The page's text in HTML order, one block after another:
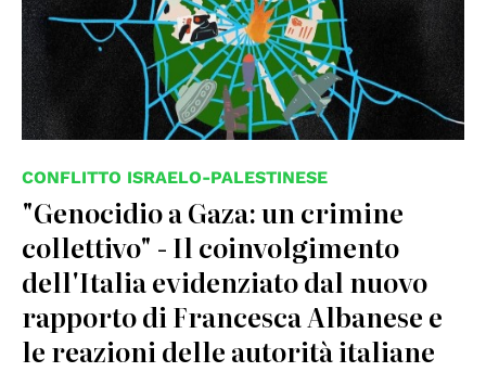
CONFLITTO ISRAELO-PALESTINESE
"Genocidio a Gaza: un crimine
collettivo" - Il coinvolgimento
dell'Italia evidenziato dal nuovo
rapporto di Francesca Albanese e
le reazioni delle autorità italiane